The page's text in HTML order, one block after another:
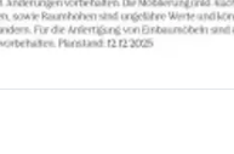
3 Minuten